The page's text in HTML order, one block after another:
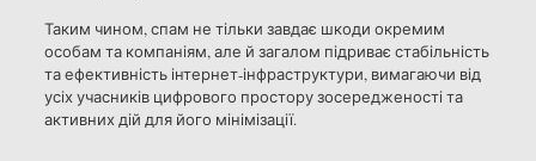
Таким чином, спам не тільки завдає шкоди окремим
особам та компаніям, але й загалом підриває стабільність
та ефективність інтернет-інфраструктури, вимагаючи від
усіх учасників цифрового простору зосередженості та
активних дій для його мінімізації.